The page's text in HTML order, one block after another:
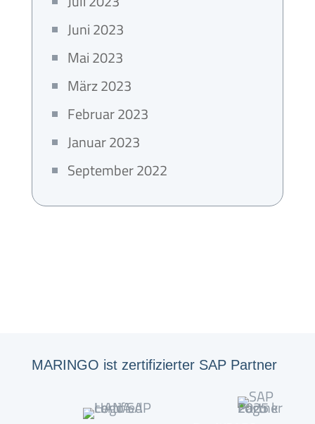
Juni 2023
Mai 2023
März 2023
Februar 2023
Januar 2023
September 2022
MARINGO ist zertifizierter SAP Partner